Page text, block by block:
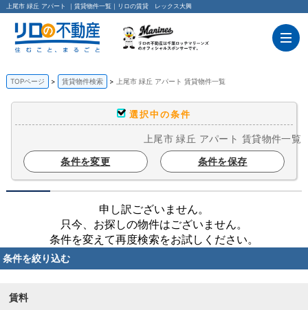
上尾市 緑丘 アパート ｜賃貸物件一覧｜リロの賃貸 レックス大興
TOPページ 賃貸物件検索 上尾市 緑丘 アパート 賃貸物件一覧
選択中の条件
上尾市 緑丘 アパート 賃貸物件一覧
条件を変更
条件を保存
申し訳ございません。
只今、お探しの物件はございません。
条件を変えて再度検索をお試しください。
条件を絞り込む
賃料